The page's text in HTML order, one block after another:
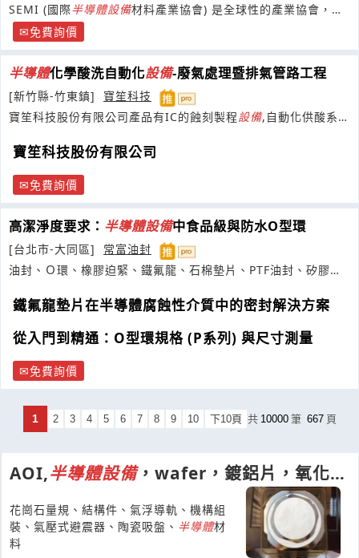
SEMI (國際半導體設備材料產業協會) 是全球性的產業協會，致
力於於促進微電子、平面顯
免費詢價
半導體化學酸洗自動化設備-廢氣處理暨排氣管路工程
[新竹縣-竹東鎮]
寶笙科技
寶笙科技股份有限公司產品有IC的蝕刻製程設備,自動化供酸系
寶笙科技股份有限公司
免費詢價
高潔淨度要求： 半導體設備中食品級與防水O型環
[台北市-大同區]
常富油封
油封、Ｏ環、橡膠迫緊、鐵氟龍、石棉墊片、PTF油封、矽膠管.
鐵氟龍墊片在半導體腐蝕性介質中的密封解決方案
從入門到精通：O型環規格 (P系列) 與尺寸測量
免費詢價
1 2 3 4 5 6 7 8 9 10 下10頁 共 10000 筆 667 頁
AOI,半導體設備，wafer，鍍鋁片，氧化膜
花崗石量規、結構件、氣浮導軌、機構組
裝、氣壓式避震器、陶瓷吸盤、 半導體材
料